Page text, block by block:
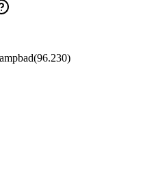
(96.230)